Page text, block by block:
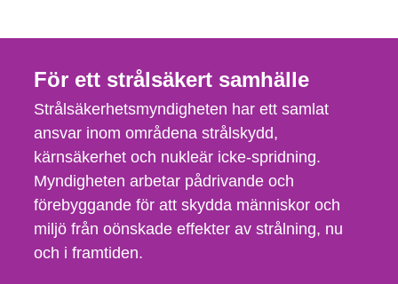
För ett strålsäkert samhälle
Strålsäkerhetsmyndigheten har ett samlat
ansvar inom områdena strålskydd,
kärnsäkerhet och nukleär icke-spridning.
Myndigheten arbetar pådrivande och
förebyggande för att skydda människor och
miljö från oönskade effekter av strålning, nu
och i framtiden.